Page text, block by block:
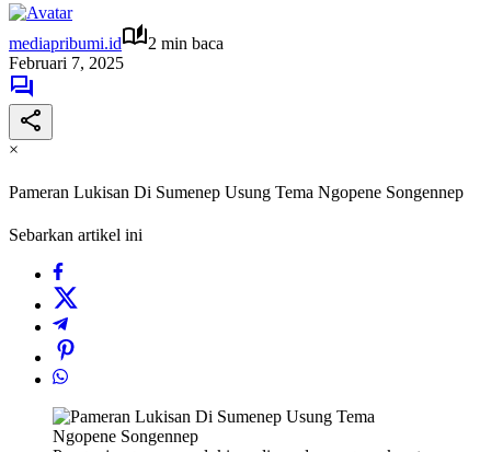
mediapribumi.id
2 min baca
Februari 7, 2025
×
Pameran Lukisan Di Sumenep Usung Tema Ngopene Songennep
Sebarkan artikel ini